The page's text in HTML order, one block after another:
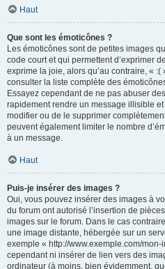
Haut
Que sont les émoticônes ?
Les émoticônes sont de petites images
code court et qui permettent d’exprimer
exprime la joie, alors qu’au contraire, «
consulter la liste complète des
Essayez cependant de ne pas abuser
rapidement rendre un message illisible
modifier ou de le supprimer
peuvent également limiter le nombre
à un message.
Haut
Puis-je insérer des images ?
Oui, vous pouvez insérer des images à
du forum ont autorisé l’insertion de
images sur le forum. Dans le cas
une image distante, hébergée sur un
exemple « http://www.exemple.com/
cependant ni insérer de lien vers des
ordinateur (à moins, bien évidemment,